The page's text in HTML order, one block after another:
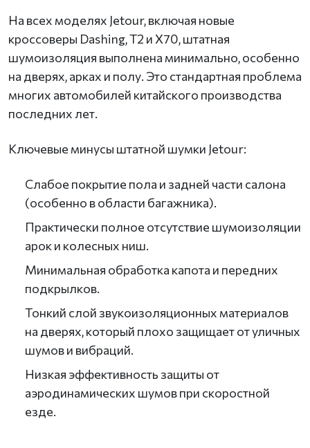
На всех моделях Jetour, включая новые
кроссоверы Dashing, T2 и X70, штатная
шумоизоляция выполнена минимально, особенно
на дверях, арках и полу. Это стандартная проблема
многих автомобилей китайского производства
последних лет.
Ключевые минусы штатной шумки Jetour:
Слабое покрытие пола и задней части салона
(особенно в области багажника).
Практически полное отсутствие шумоизоляции
арок и колесных ниш.
Минимальная обработка капота и передних
подкрылков.
Тонкий слой звукоизоляционных материалов
на дверях, который плохо защищает от уличных
шумов и вибраций.
Низкая эффективность защиты от
аэродинамических шумов при скоростной
езде.